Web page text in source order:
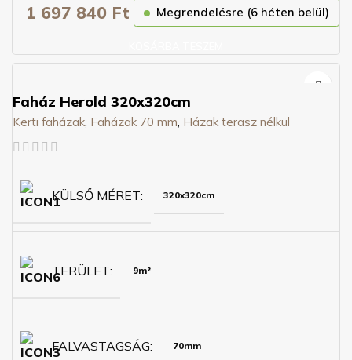
1 697 840 Ft Megrendelésre (6 héten belül)
Faház Herold 320x320cm
Kerti faházak, Faházak 70 mm, Házak terasz nélkül
KÜLSŐ MÉRET 320x320cm
TERÜLET 9m²
FALVASTAGSÁG 70mm